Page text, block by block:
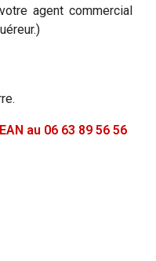
agent commercial
au 06 63 89 56 56